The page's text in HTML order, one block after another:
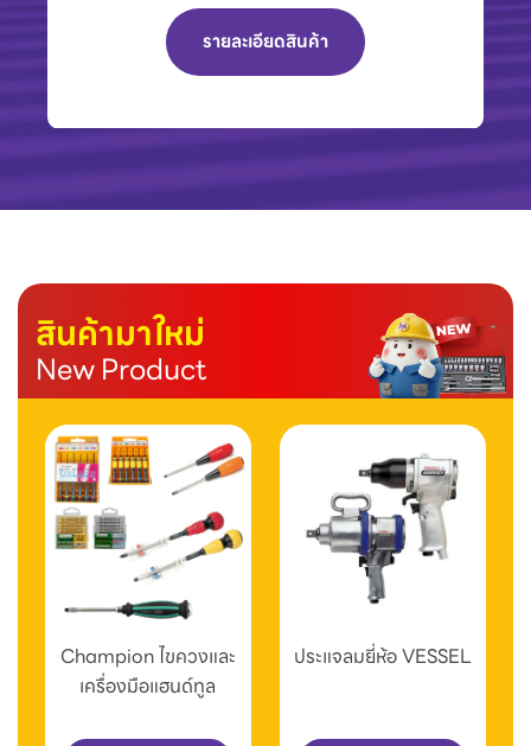
รายละเอียดสินค้า
สินค้ามาใหม่
New Product
Champion ไขควงและ
เครื่องมือแฮนด์ทูล
ประแจลมยี่ห้อ VESSEL